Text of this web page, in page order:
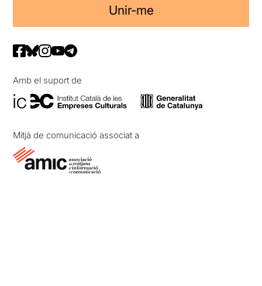
Unir-me
Amb el suport de
Mitjà de comunicació associat a